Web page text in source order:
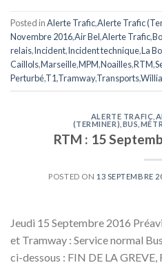
Posted inAlerte Trafic,Alerte Trafic
Novembre 2016,Air Bel,Alerte Trafic,
relais,Incident,Incident technique,La
Caillols,Marseille,MPM,Noailles,RTM,
Perturbé,T1,Tramway,Transports,
ALERTE TRAFIC
(TERMINER) BUS
RTM : 15
POSTED ON 13 SEPTEMBRE
Jeudi 15 Septembre 2016
et Tramway : Service normal
ci-dessous : FIN DE LA